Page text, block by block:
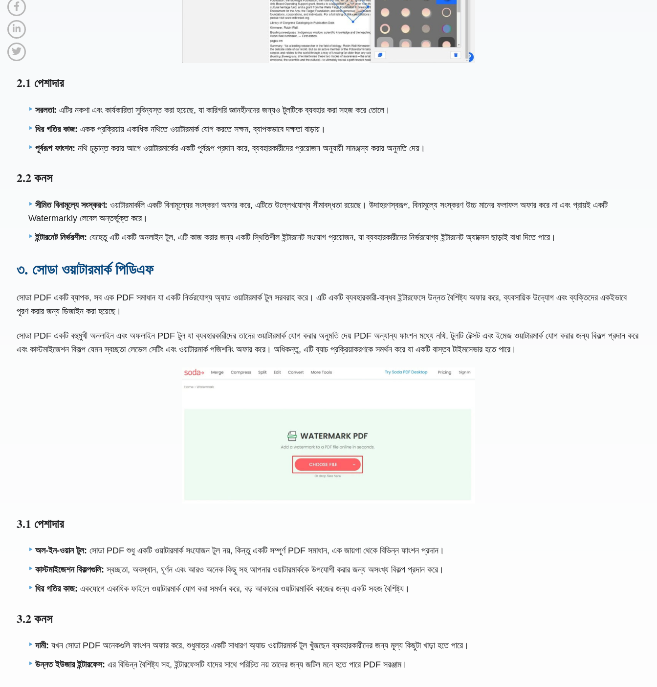
2.1 পেশাদার
সরলতা: এটির নকশা এবং কার্যকারিতা সুবিন্যস্ত করা হয়েছে, যা কারিগরি জ্ঞানহীনদের জন্যও টুলটিকে ব্যবহার করা সহজ করে তোলে।
ধির গতির কাজ: একক প্রক্রিয়ায় একাধিক নথিতে ওয়াটারমার্ক যোগ করতে সক্ষম, ব্যাপকভাবে দক্ষতা বাড়ায়।
পূর্বরূপ ফাংশন: নথি চূড়ান্ত করার আগে ওয়াটারমার্কের একটি পূর্বরূপ প্রদান করে, ব্যবহারকারীদের প্রয়োজন অনুযায়ী সামঞ্জস্য করার অনুমতি দেয়।
2.2 কনস
সীমিত বিনামূল্যে সংস্করণ: ওয়াটারমার্কলি একটি বিনামূল্যের সংস্করণ অফার করে, এটিতে উল্লেখযোগ্য সীমাবদ্ধতা রয়েছে। উদাহরণস্বরূপ, বিনামূল্যে সংস্করণ উচ্চ মানের ফলাফল অফার করে না এবং প্রায়ই একটি
Watermarkly লেবেল অন্তর্ভুক্ত করে।
ইন্টারনেট নির্ভরশীল: যেহেতু এটি একটি অনলাইন টুল, এটি কাজ করার জন্য একটি স্থিতিশীল ইন্টারনেট সংযোগ প্রয়োজন, যা ব্যবহারকারীদের নির্ভরযোগ্য ইন্টারনেট অ্যাক্সেস ছাড়াই বাধা দিতে পারে।
৩. সোডা ওয়াটারমার্ক পিডিএফ
সোডা PDF একটি ব্যাপক, সব এক PDF সমাধান যা একটি নির্ভরযোগ্য অ্যাড ওয়াটারমার্ক টুল সরবরাহ করে। এটি একটি ব্যবহারকারী-বান্ধব ইন্টারফেসে উন্নত বৈশিষ্ট্য অফার করে, ব্যবসায়িক উদ্যোগ এবং ব্যক্তিদের একইভাবে
পূরণ করার জন্য ডিজাইন করা হয়েছে।
সোডা PDF একটি বহুমুখী অনলাইন এবং অফলাইন PDF টুল যা ব্যবহারকারীদের তাদের ওয়াটারমার্ক যোগ করার অনুমতি দেয় PDF অন্যান্য ফাংশন মধ্যে নথি. টুলটি টেক্সট এবং ইমেজ ওয়াটারমার্ক যোগ করার জন্য বিকল্প প্রদান করে
এবং কাস্টমাইজেশন বিকল্প যেমন স্বচ্ছতা লেভেল সেটিং এবং ওয়াটারমার্ক পজিশনিং অফার করে। অধিকন্তু, এটি ব্যাচ প্রক্রিয়াকরণকে সমর্থন করে যা একটি বাস্তব টাইমসেভার হতে পারে।
3.1 পেশাদার
অল-ইন-ওয়ান টুল: সোডা PDF শুধু একটি ওয়াটারমার্ক সংযোজন টুল নয়, কিন্তু একটি সম্পূর্ণ PDF সমাধান, এক জায়গা থেকে বিভিন্ন ফাংশন প্রদান।
কাস্টমাইজেশন বিকল্পগুলি: স্বচ্ছতা, অবস্থান, ঘূর্ণন এবং আরও অনেক কিছু সহ আপনার ওয়াটারমার্ককে উপযোগী করার জন্য অসংখ্য বিকল্প প্রদান করে।
ধির গতির কাজ: একযোগে একাধিক ফাইলে ওয়াটারমার্ক যোগ করা সমর্থন করে, বড় আকারের ওয়াটারমার্কিং কাজের জন্য একটি সহজ বৈশিষ্ট্য।
3.2 কনস
দামী: যখন সোডা PDF অনেকগুলি ফাংশন অফার করে, শুধুমাত্র একটি সাধারণ অ্যাড ওয়াটারমার্ক টুল খুঁজছেন ব্যবহারকারীদের জন্য মূল্য কিছুটা খাড়া হতে পারে।
উন্নত ইউজার ইন্টারফেস: এর বিভিন্ন বৈশিষ্ট্য সহ, ইন্টারফেসটি যাদের সাথে পরিচিত নয় তাদের জন্য জটিল মনে হতে পারে PDF সরঞ্জাম।